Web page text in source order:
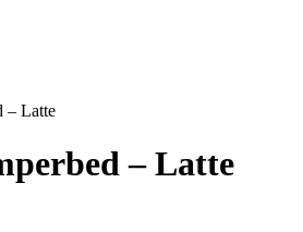
– Latte
– Latte